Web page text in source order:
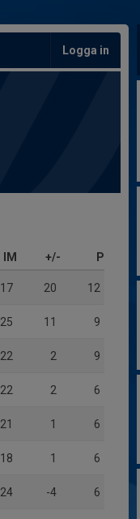
Logga in
IM +/- P
17 20 12
25 11 9
22 2 9
22 2 6
21 1 6
18 1 6
24 -4 6